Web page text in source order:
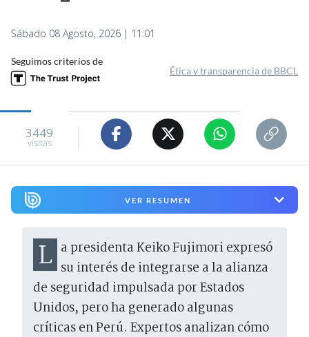
Sábado 08 Agosto, 2026 | 11:01
Seguimos criterios de
Ética y transparencia de BBCL
3449
visitas
VER RESUMEN
La presidenta Keiko Fujimori expresó su interés de integrarse a la alianza
de seguridad impulsada por Estados
Unidos, pero ha generado algunas
críticas en Perú. Expertos analizan cómo